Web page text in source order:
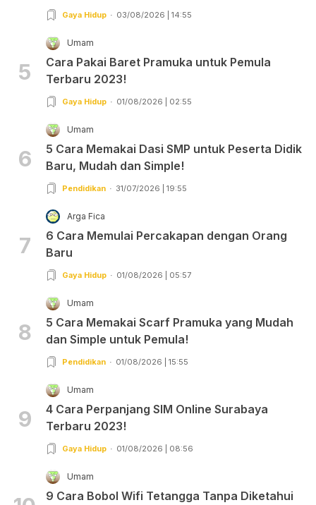
Gaya Hidup 03/08/2026 | 14:55
5
Umam
Cara Pakai Baret Pramuka untuk Pemula
Terbaru 2023!
Gaya Hidup 01/08/2026 | 02:55
6
Umam
5 Cara Memakai Dasi SMP untuk Peserta Didik
Baru, Mudah dan Simple!
Pendidikan 31/07/2026 | 19:55
7
Arga Fica
6 Cara Memulai Percakapan dengan Orang
Baru
Gaya Hidup 01/08/2026 | 05:57
8
Umam
5 Cara Memakai Scarf Pramuka yang Mudah
dan Simple untuk Pemula!
Pendidikan 01/08/2026 | 15:55
9
Umam
4 Cara Perpanjang SIM Online Surabaya
Terbaru 2023!
Gaya Hidup 01/08/2026 | 08:56
Umam
9 Cara Bobol Wifi Tetangga Tanpa Diketahui